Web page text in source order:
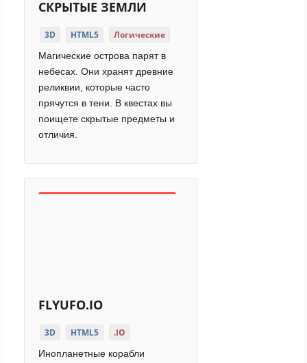
СКРЫТЫЕ ЗЕМЛИ
3D HTML5 Логические
Магические острова парят в
небесах. Они хранят древние
реликвии, которые часто
прячутся в тени. В квестах вы
поищете скрытые предметы и
отличия.
FLYUFO.IO
3D HTML5 .IO
Инопланетные корабли